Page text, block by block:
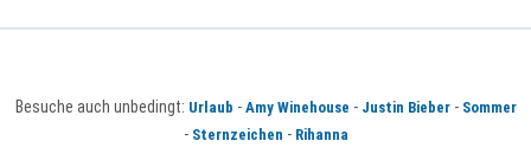
Besuche auch unbedingt: Urlaub - Amy Winehouse - Justin Bieber- Sommer
- Sternzeichen - Rihanna